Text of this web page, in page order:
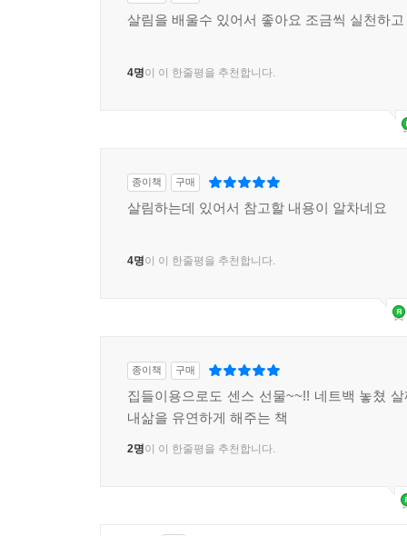
살림을 배울수 있어서 좋아요 조금씩 실천하
4명이 이 한줄평을 추천합니다.
종이책 구매
살림하는데 있어서 참고할 내용이 알차네요
4명이 이 한줄평을 추천합니다.
종이책 구매
집들이용으로도 센스 선물~~!! 네트백 놓쳤
내삶을 유연하게 해주는 책
2명이 이 한줄평을 추천합니다.